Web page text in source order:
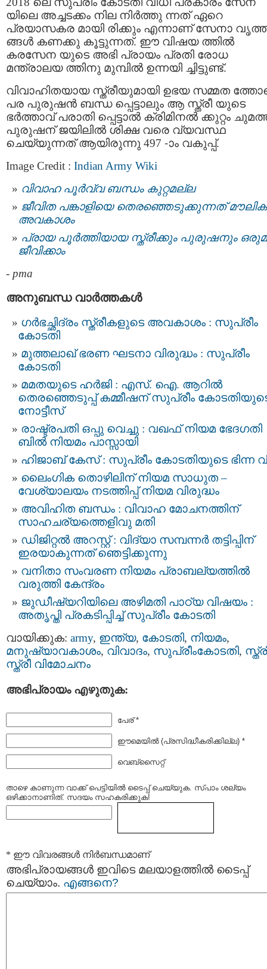
യിലെ അച്ചടക്കം നില നിര്‍ത്തു ന്നത് ഏറെ
പ്രയാസകര മായി രിക്കും എന്നാണ് സേനാ
ങ്ങള്‍ കണക്കു കൂട്ടുന്നത്. ഈ വിഷയ ത്തിൽ
കരസേന യുടെ അഭി പ്രായം പ്രതി രോധ
മന്ത്രാലയ ത്തിനു മുമ്പിൽ ഉന്നയി ച്ചിട്ടുണ്ട്.
വിവാഹിതയായ സ്ത്രീയുമായി ഉഭയ സമ്മത
പര പുരുഷന്‍ ബന്ധ പ്പെട്ടാലും ആ സ്ത്രീ യുടെ
ഭർത്താവ് പരാതി പ്പെട്ടാൽ ക്രിമിനൽ ക്കുറ്റം
പുരുഷന് ജയിലിൽ ശിക്ഷ വരെ വ്യവസ്ഥ
ചെയ്യുന്നത് ആയിരുന്നു 497 -ാം വകുപ്പ്.
Image Credit : Indian Army Wiki
വിവാഹ പൂര്‍വ്വ ബന്ധം കുറ്റമല്ല
ജീവിത പങ്കാളിയെ തെരഞ്ഞെടുക്കുന്നത് മൗലിക
അവകാശം
പ്രായ പൂർത്തിയായ സ്ത്രീക്കും പുരുഷനും
ജീവിക്കാം
- pma
അനുബന്ധ വാര്‍ത്തകള്‍
ഗര്‍ഭച്ഛിദ്രം സ്ത്രീകളുടെ അവകാശം : സുപ്രീം
കോടതി
മുത്തലാഖ് ഭരണ ഘടനാ വിരുദ്ധം : സുപ്രീം
കോടതി
മമതയുടെ ഹർജി : എസ്. ഐ. ആറില്‍
തെരഞ്ഞെടുപ്പ്‌ കമ്മീഷന്‌ സുപ്രീം
നോട്ടീസ്‌
രാഷ്ട്രപതി ഒപ്പു വെച്ചു : വഖഫ് നിയമ ഭേദഗതി
ബില്‍ നിയമം പാസ്സായി
ഹിജാബ് കേസ് : സുപ്രീം കോടതിയുടെ ഭിന്ന
ലൈംഗിക തൊഴിലിന് നിയമ സാധുത –
വേശ്യാലയം നടത്തിപ്പ് നിയമ വിരുദ്ധം
അവിഹിത ബന്ധം : വിവാഹ മോചനത്തിന്
സാഹചര്യത്തെളിവു മതി
ഡിജിറ്റൽ അറസ്റ്റ് : വിദ്യാ സമ്പന്നർ തട്ടിപ്പിന്‌
ഇരയാകുന്നത്‌ ഞെട്ടിക്കുന്നു
വനിതാ സംവരണ നിയമം പ്രാബല്യത്തിൽ
വരുത്തി കേന്ദ്രം
ജുഡീഷ്യറിയിലെ അഴിമതി പാഠ്യ വിഷയം :
അതൃപ്തി പ്രകടിപ്പിച്ച് സുപ്രീം കോടതി
വായിക്കുക: army, ഇന്ത്യ, കോടതി, നിയമം,
മനുഷ്യാവകാശം, വിവാദം, സുപ്രീംകോടതി,
സ്ത്രീ വിമോചനം
അഭിപ്രായം എഴുതുക:
പേര് *
ഈമെയില്‍ (പ്രസിദ്ധീകരിക്കില്ല) *
വെബ്സൈറ്റ്
താഴെ കാണുന്ന വാക്ക് പെട്ടിയില്‍ ടൈപ്പ്‌ ചെയ്യുക. സ്പാം ശല്യം
ഒഴിക്കാനാണിത്. സദയം സഹകരിക്കുക!
* ഈ വിവരങ്ങള്‍ നിര്‍ബന്ധമാണ്
അഭിപ്രായങ്ങള്‍ ഇവിടെ മലയാളത്തില്‍ ടൈപ്പ്
ചെയ്യാം. എങ്ങനെ?